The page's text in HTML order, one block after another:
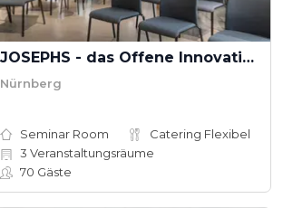
JOSEPHS - das Offene Innovationslabor
Nürnberg
Seminar Room
Catering Flexibel
3 Veranstaltungsräume
70 Gäste